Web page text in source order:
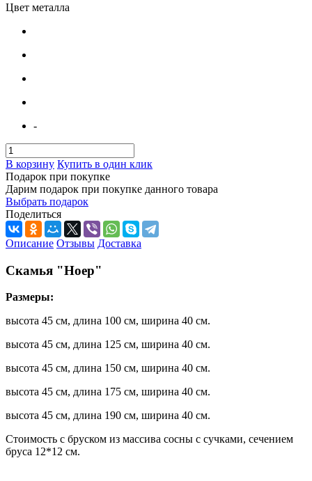
Цвет металла
-
В корзину Купить в один клик
Подарок при покупке
Дарим подарок при покупке данного товара
Выбрать подарок
Поделиться
Описание Отзывы Доставка
Скамья "Ноер"
Размеры:
высота 45 см, длина 100 см, ширина 40 см.
высота 45 см, длина 125 см, ширина 40 см.
высота 45 см, длина 150 см, ширина 40 см.
высота 45 см, длина 175 см, ширина 40 см.
высота 45 см, длина 190 см, ширина 40 см.
Стоимость с бруском из массива сосны с сучками, сечением
бруса 12*12 см.